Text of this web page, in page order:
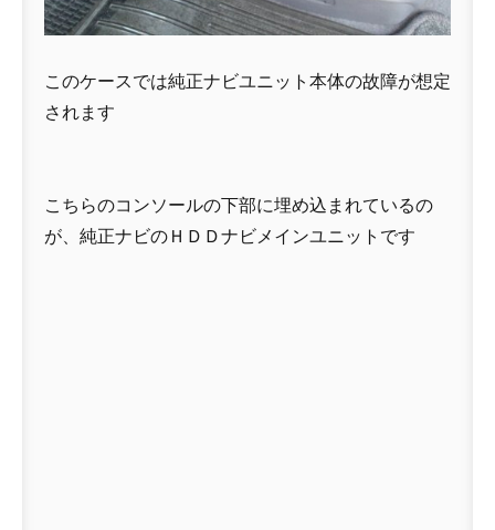
このケースでは純正ナビユニット本体の故障が想定
されます
こちらのコンソールの下部に埋め込まれているの
が、純正ナビのＨＤＤナビメインユニットです